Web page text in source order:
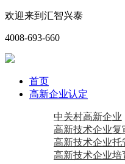
欢迎来到汇智兴泰
4008-693-660
首页
高新企业认定
中关村高新企业
高新技术企业复
高新技术企业托
高新技术企业培